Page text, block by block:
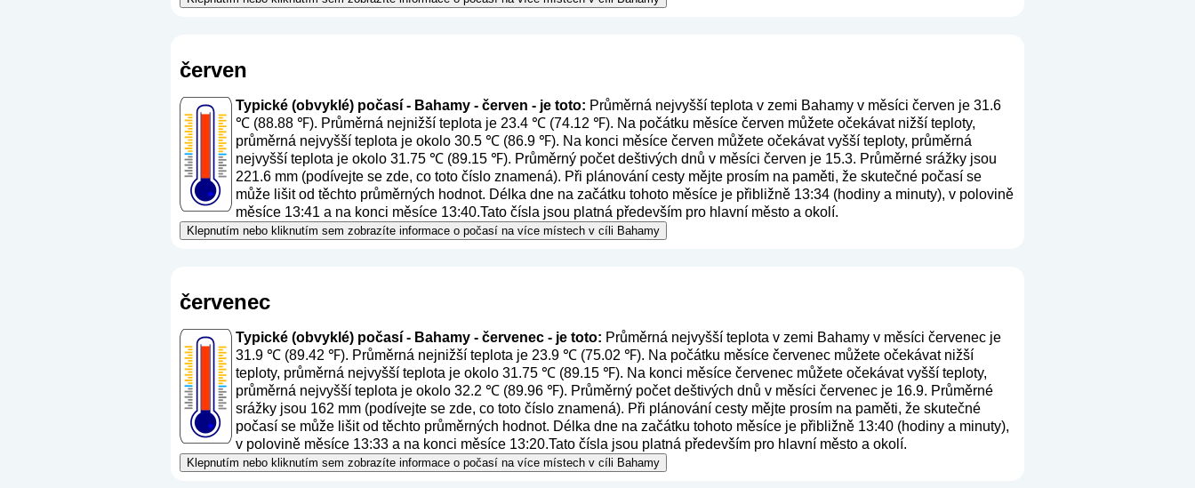
červen
Typické (obvyklé) počasí - Bahamy - červen - je toto: Průměrná nejvyšší teplota v zemi Bahamy v měsíci červen je 31.6
℃ (88.88 ℉). Průměrná nejnižší teplota je 23.4 ℃ (74.12 ℉). Na počátku měsíce červen můžete očekávat nižší teploty,
průměrná nejvyšší teplota je okolo 30.5 ℃ (86.9 ℉). Na konci měsíce červen můžete očekávat vyšší teploty, průměrná
nejvyšší teplota je okolo 31.75 ℃ (89.15 ℉). Průměrný počet deštivých dnů v měsíci červen je 15.3. Průměrné srážky jsou
221.6 mm (podívejte se zde, co toto číslo znamená). Při plánování cesty mějte prosím na paměti, že skutečné počasí se
může lišit od těchto průměrných hodnot. Délka dne na začátku tohoto měsíce je přibližně 13:34 (hodiny a minuty), v polovině
měsíce 13:41 a na konci měsíce 13:40.Tato čísla jsou platná především pro hlavní město a okolí.
Klepnutím nebo kliknutím sem zobrazíte informace o počasí na více místech v cíli Bahamy
červenec
Typické (obvyklé) počasí - Bahamy - červenec - je toto: Průměrná nejvyšší teplota v zemi Bahamy v měsíci červenec je
31.9 ℃ (89.42 ℉). Průměrná nejnižší teplota je 23.9 ℃ (75.02 ℉). Na počátku měsíce červenec můžete očekávat nižší
teploty, průměrná nejvyšší teplota je okolo 31.75 ℃ (89.15 ℉). Na konci měsíce červenec můžete očekávat vyšší teploty,
průměrná nejvyšší teplota je okolo 32.2 ℃ (89.96 ℉). Průměrný počet deštivých dnů v měsíci červenec je 16.9. Průměrné
srážky jsou 162 mm (podívejte se zde, co toto číslo znamená). Při plánování cesty mějte prosím na paměti, že skutečné
počasí se může lišit od těchto průměrných hodnot. Délka dne na začátku tohoto měsíce je přibližně 13:40 (hodiny a minuty),
v polovině měsíce 13:33 a na konci měsíce 13:20.Tato čísla jsou platná především pro hlavní město a okolí.
Klepnutím nebo kliknutím sem zobrazíte informace o počasí na více místech v cíli Bahamy